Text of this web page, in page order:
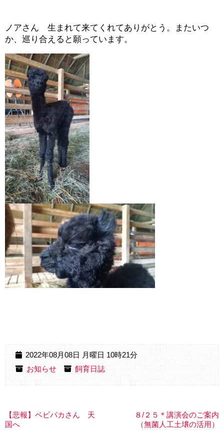
ノアさん 生まれて来てくれてありがとう。またいつ
か、巡り合えると願っています。
2022年08月08日 月曜日 10時21分
お知らせ
飼育日誌
【悲報】ベビパカさん 天
国へ
８/２５＊講演会のご案内
（無菌人工土壌の活用）